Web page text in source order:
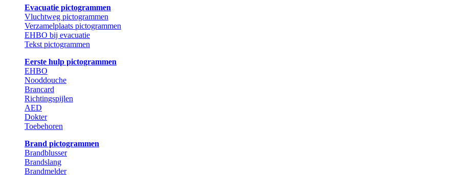
Evacuatie pictogrammen
Vluchtweg pictogrammen
Verzamelplaats pictogrammen
EHBO bij evacuatie
Tekst pictogrammen
Eerste hulp pictogrammen
EHBO
Nooddouche
Brancard
Richtingspijlen
AED
Dokter
Toebehoren
Brand pictogrammen
Brandblusser
Brandslang
Brandmelder